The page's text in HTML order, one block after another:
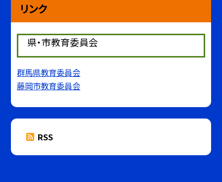
リンク
県・市教育委員会
群馬県教育委員会
藤岡市教育委員会
RSS